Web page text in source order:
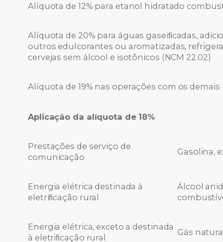
Alíquota de 12% para etanol hidratado
Alíquota de 20% para águas gaseiﬁcadas,
outros edulcorantes ou aromatizadas,
cervejas sem álcool e isotônicos (NCM 22.02)
Alíquota de 19% nas operações com os
Aplicação da alíquota de 18%
Prestações de serviço de
comunicação
Gasolina,
Energia elétrica destinada à
eletriﬁcação rural
Álcool
Energia elétrica, exceto a destinada
à eletriﬁcação rural
Gás